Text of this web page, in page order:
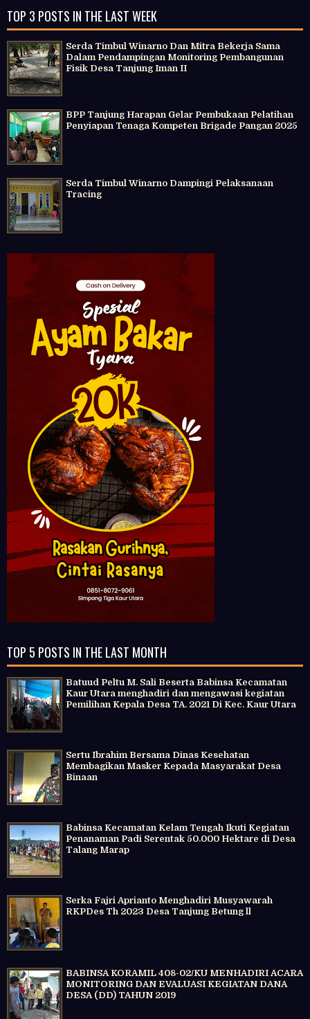
TOP 3 POSTS IN THE LAST WEEK
Serda Timbul Winarno Dan Mitra Bekerja Sama
Dalam Pendampingan Monitoring Pembangunan
Fisik Desa Tanjung Iman II
BPP Tanjung Harapan Gelar Pembukaan Pelatihan
Penyiapan Tenaga Kompeten Brigade Pangan 2025
Serda Timbul Winarno Dampingi Pelaksanaan
Tracing
TOP 5 POSTS IN THE LAST MONTH
Batuud Peltu M. Sali Beserta Babinsa Kecamatan
Kaur Utara menghadiri dan mengawasi kegiatan
Pemilihan Kepala Desa TA. 2021 Di Kec. Kaur Utara
Sertu Ibrahim Bersama Dinas Kesehatan
Membagikan Masker Kepada Masyarakat Desa
Binaan
Babinsa Kecamatan Kelam Tengah Ikuti Kegiatan
Penanaman Padi Serentak 50.000 Hektare di Desa
Talang Marap
Serka Fajri Aprianto Menghadiri Musyawarah
RKPDes Th 2023 Desa Tanjung Betung ll
BABINSA KORAMIL 408-02/KU MENHADIRI ACARA
MONITORING DAN EVALUASI KEGIATAN DANA
DESA (DD) TAHUN 2019